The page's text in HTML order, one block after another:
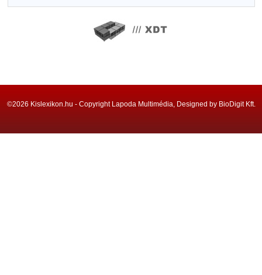
©2026 Kislexikon.hu - Copyright Lapoda Multimédia, Designed by BioDigit Kft.